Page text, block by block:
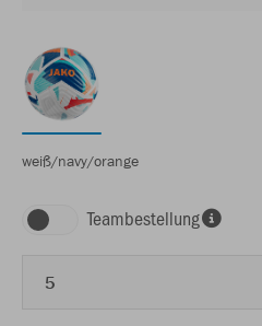
weiß/navy/orange
Teambestellung
5